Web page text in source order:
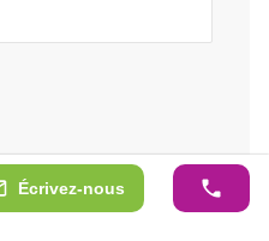
Écrivez-nous